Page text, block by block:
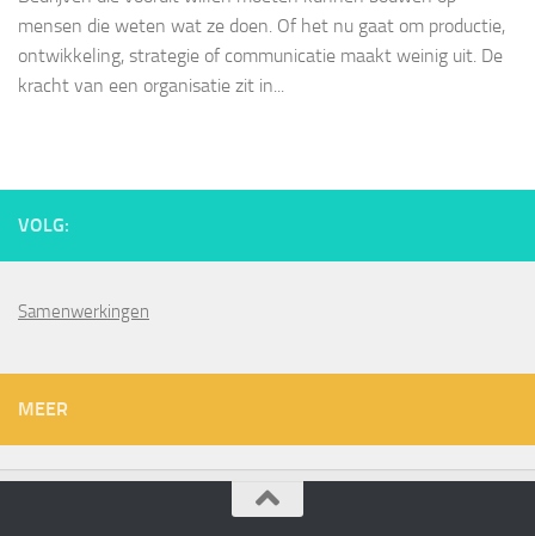
mensen die weten wat ze doen. Of het nu gaat om productie,
ontwikkeling, strategie of communicatie maakt weinig uit. De
kracht van een organisatie zit in...
VOLG:
Samenwerkingen
MEER